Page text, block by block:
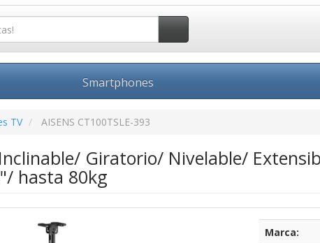
Smartphones
TV AISENS CT100TSLE-393
Giratorio/ Nivelable/
hasta 80kg
Marca: